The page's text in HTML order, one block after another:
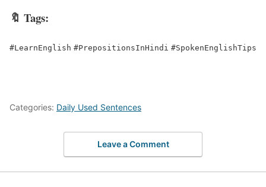
🔖 Tags:
#LearnEnglish #PrepositionsInHindi #SpokenEnglishTips
Categories: Daily Used Sentences
Leave a Comment